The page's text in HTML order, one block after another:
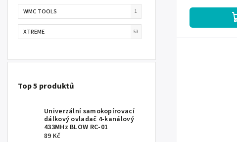
WMC TOOLS 1
XTREME 53
Top 5 produktů
Univerzální samokopírovací
dálkový ovladač 4-kanálový
433MHz BLOW RC-01
89 Kč